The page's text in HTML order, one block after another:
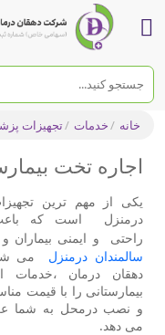
خانه /خدمات /تجهیزات
اجاره تخت
یکی از مهم ترین
درمنزل است که
راحتی و ایمنی بیماران و
سالمندان درمنزل می
دهقان درمان ،خدمات
بیمارستانی را با قیمت
و نصب درمحل به شما
می دهد.